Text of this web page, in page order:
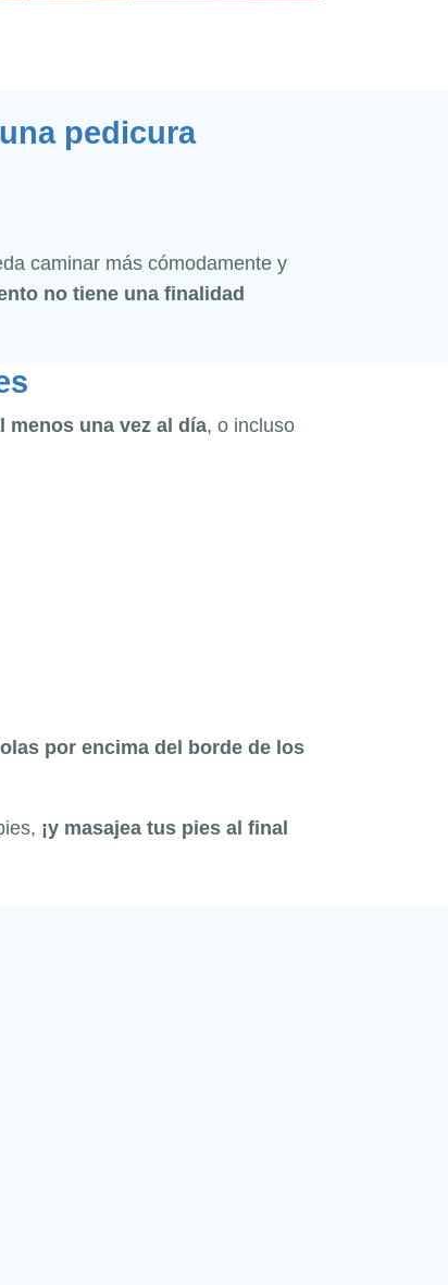
pedicura
caminar más cómodamente y
no tiene una finalidad
menos una vez al día, o incluso
por encima del borde de los
¡y masajea tus pies al final